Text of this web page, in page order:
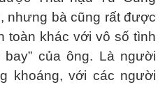
nhưng bà cũng rất được
toàn khác với vô số tình
bay” của ông. Là người
khoáng, với các người